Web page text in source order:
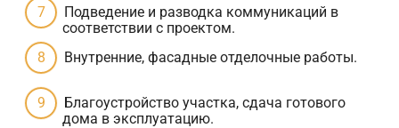
Подведение и разводка коммуникаций в
соответствии с проектом.
Внутренние, фасадные отделочные работы.
Благоустройство участка, сдача готового
дома в эксплуатацию.